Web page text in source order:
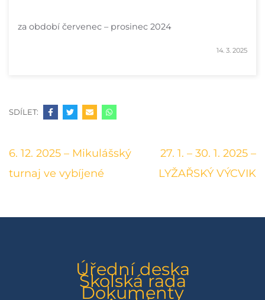
za období červenec – prosinec 2024
14. 3. 2025
SDÍLET:
Navigace
pro
6. 12. 2025 – Mikulášský
turnaj ve vybíjené
27. 1. – 30. 1. 2025 –
LYŽAŘSKÝ VÝCVIK
Úřední deska
Školská rada
Dokumenty